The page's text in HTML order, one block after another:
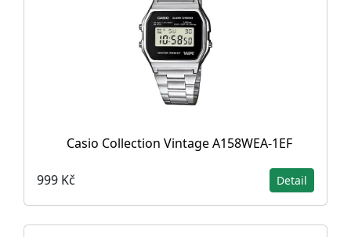
Casio Collection Vintage A158WEA-1EF
999 Kč Detail